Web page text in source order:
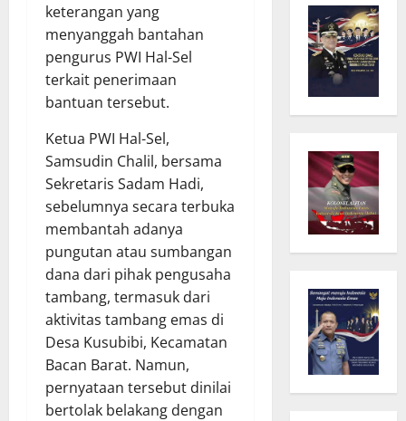
keterangan yang
menyanggah bantahan
pengurus PWI Hal-Sel
terkait penerimaan
bantuan tersebut.
Ketua PWI Hal-Sel,
Samsudin Chalil, bersama
Sekretaris Sadam Hadi,
sebelumnya secara terbuka
membantah adanya
pungutan atau sumbangan
dana dari pihak pengusaha
tambang, termasuk dari
aktivitas tambang emas di
Desa Kusubibi, Kecamatan
Bacan Barat. Namun,
pernyataan tersebut dinilai
bertolak belakang dengan